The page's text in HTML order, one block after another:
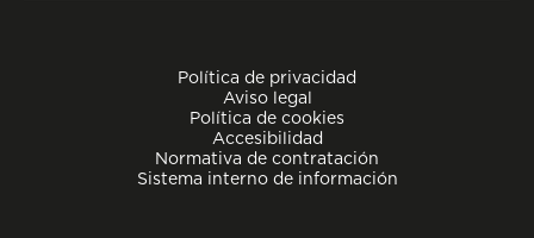
Política de privacidad
Aviso legal
Política de cookies
Accesibilidad
Normativa de contratación
Sistema interno de información